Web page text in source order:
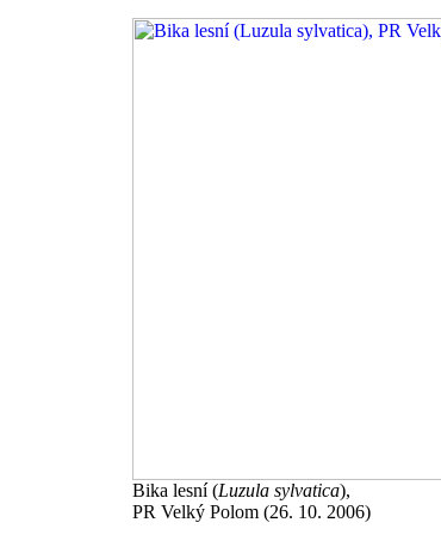
Bika lesní (Luzula sylvatica),
PR Velký Polom (26. 10. 2006)